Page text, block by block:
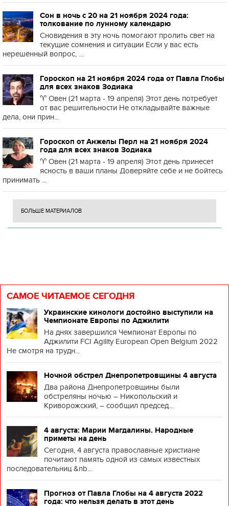
Сон в ночь с 20 на 21 ноября 2024 года:
толкование по лунному календарю
Сновидения в эту ночь помогают пролить свет на
текущие сомнения и ситуации Если у вас есть
нерешённый вопрос, ...
Гороскоп на 21 ноября 2024 года от Павла Глобы
для всех знаков Зодиака
♈️ Овен (21 марта - 19 апреля) Этот день потребует
от вас решительности Не откладывайте важные
дела, они прин...
Гороскоп от Анжелы Перл на 21 ноября 2024
года для всех знаков Зодиака
♈️ Овен (21 марта - 19 апреля) Этот день принесет
ясность в ваши планы Доверяйте себе и не бойтесь
принимать ...
БОЛЬШЕ МАТЕРИАЛОВ
САМОЕ ЧИТАЕМОЕ СЕГОДНЯ
Украинские кинологи достойно выступили на
Чемпионате Европы по Аджилити
На днях завершился Чемпионат Европы по
Аджилити FCI Agility European Open Belgium 2022
Не смотря на трудн...
Ночной обстрел Днепропетровщины 4 августа
Два района Днепропетровщины были
обстреляны ночью – Никопольский и
Криворожский, – сообщил председ...
4 августа: Марии Магдалины. Народные
приметы на день
Сегодня, 4 августа православные христиане
почитают память одной из самых известных
последовательниц &nb...
Прогноз от Павла Глобы на 4 августа 2022
года: что нельзя делать в этот день